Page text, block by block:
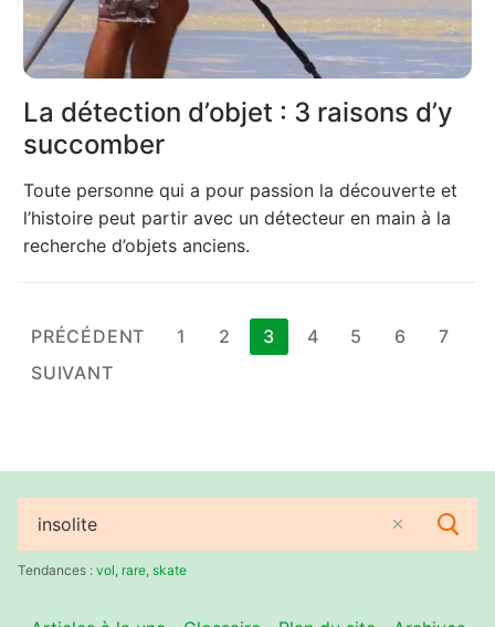
La détection d’objet : 3 raisons d’y
succomber
Toute personne qui a pour passion la découverte et
l’histoire peut partir avec un détecteur en main à la
recherche d’objets anciens.
Pagination
des
PRÉCÉDENT 1 2 3 4 5 6
7
SUIVANT
Rechercher
:Tendances : vol rare skate